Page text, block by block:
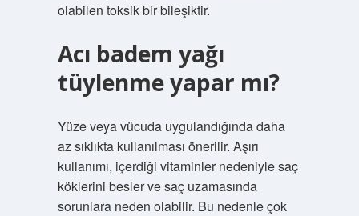
olabilen toksik bir bileşiktir.
Acı badem yağı
tüylenme yapar mı?
Yüze veya vücuda uygulandığında daha
az sıklıkta kullanılması önerilir. Aşırı
kullanımı, içerdiği vitaminler nedeniyle saç
köklerini besler ve saç uzamasında
sorunlara neden olabilir. Bu nedenle çok